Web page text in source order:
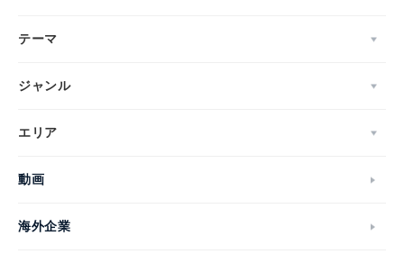
テーマ
ジャンル
エリア
動画
海外企業